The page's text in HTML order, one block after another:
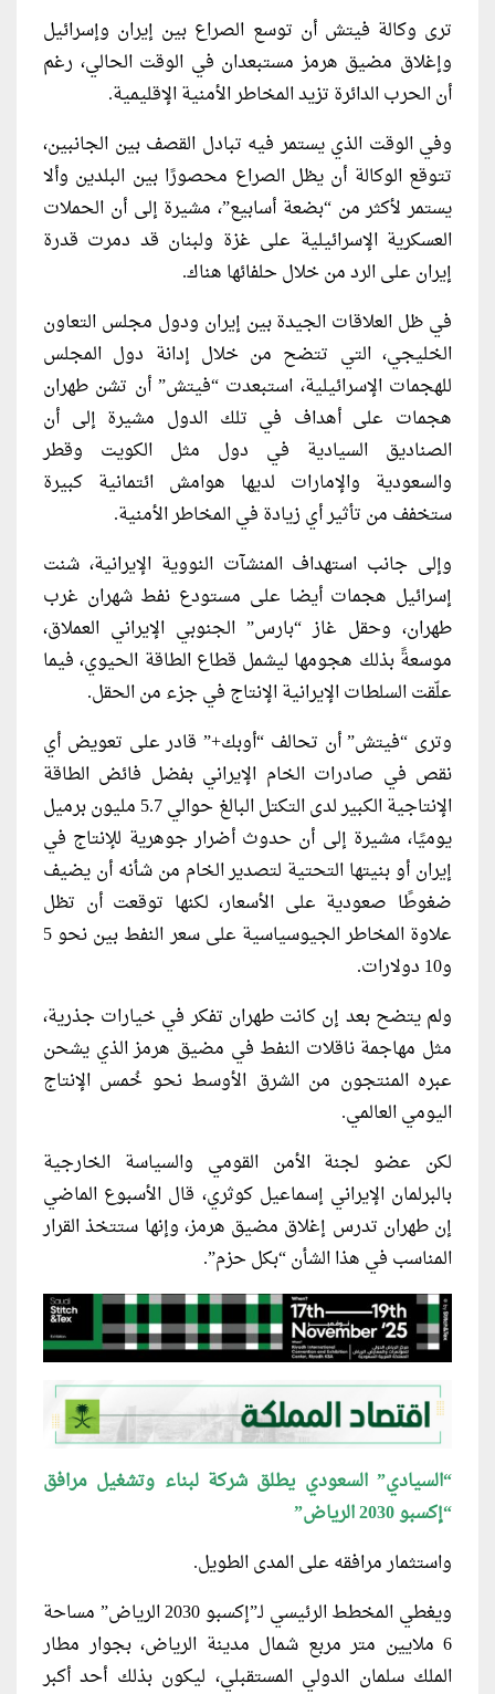
ترى وكالة فيتش أن توسع الصراع بين إيران وإسرائيل
وإغلاق مضيق هرمز مستبعدان في الوقت الحالي، رغم
أن الحرب الدائرة تزيد المخاطر الأمنية الإقليمية.
وفي الوقت الذي يستمر فيه تبادل القصف بين الجانبين،
تتوقع الوكالة أن يظل الصراع محصورًا بين البلدين وألا
يستمر لأكثر من “بضعة أسابيع”، مشيرة إلى أن الحملات
العسكرية الإسرائيلية على غزة ولبنان قد دمرت قدرة
إيران على الرد من خلال حلفائها هناك.
في ظل العلاقات الجيدة بين إيران ودول مجلس التعاون
الخليجي، التي تتضح من خلال إدانة دول المجلس
للهجمات الإسرائيلية، استبعدت “فيتش” أن تشن طهران
هجمات على أهداف في تلك الدول مشيرة إلى أن
الصناديق السيادية في دول مثل الكويت وقطر
والسعودية والإمارات لديها هوامش ائتمانية كبيرة
ستخفف من تأثير أي زيادة في المخاطر الأمنية.
وإلى جانب استهداف المنشآت النووية الإيرانية، شنت
إسرائيل هجمات أيضا على مستودع نفط شهران غرب
طهران، وحقل غاز “بارس” الجنوبي الإيراني العملاق،
موسعةً بذلك هجومها ليشمل قطاع الطاقة الحيوي، فيما
علّقت السلطات الإيرانية الإنتاج في جزء من الحقل.
وترى “فيتش” أن تحالف “أوبك+” قادر على تعويض أي
نقص في صادرات الخام الإيراني بفضل فائض الطاقة
الإنتاجية الكبير لدى التكتل البالغ حوالي 5.7 مليون برميل
يوميًا، مشيرة إلى أن حدوث أضرار جوهرية للإنتاج في
إيران أو بنيتها التحتية لتصدير الخام من شأنه أن يضيف
ضغوطًا صعودية على الأسعار، لكنها توقعت أن تظل
علاوة المخاطر الجيوسياسية على سعر النفط بين نحو 5
و10 دولارات.
ولم يتضح بعد إن كانت طهران تفكر في خيارات جذرية،
مثل مهاجمة ناقلات النفط في مضيق هرمز الذي يشحن
عبره المنتجون من الشرق الأوسط نحو خُمس الإنتاج
اليومي العالمي.
لكن عضو لجنة الأمن القومي والسياسة الخارجية
بالبرلمان الإيراني إسماعيل كوثري، قال الأسبوع الماضي
إن طهران تدرس إغلاق مضيق هرمز، وإنها ستتخذ القرار
المناسب في هذا الشأن “بكل حزم”.
“السيادي” السعودي يطلق شركة لبناء وتشغيل مرافق
“إكسبو 2030 الرياض”
واستثمار مرافقه على المدى الطويل.
ويغطي المخطط الرئيسي لـ”إكسبو 2030 الرياض” مساحة
6 ملايين متر مربع شمال مدينة الرياض، بجوار مطار
الملك سلمان الدولي المستقبلي، ليكون بذلك أحد أكبر